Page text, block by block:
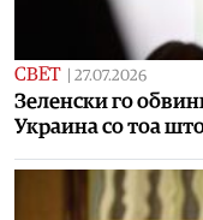
СВЕТ | 27.07.2026
Зеленски го
Украина со тоа